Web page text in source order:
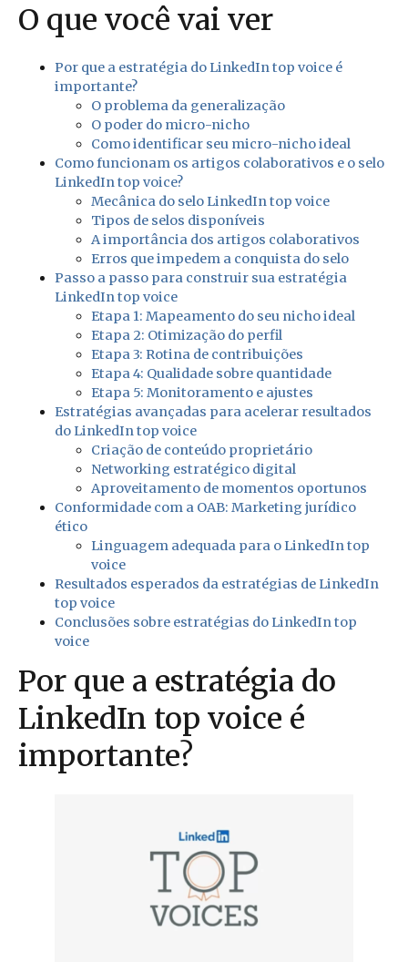
O que você vai ver
Por que a estratégia do LinkedIn top voice é
importante?
O problema da generalização
O poder do micro-nicho
Como identificar seu micro-nicho ideal
Como funcionam os artigos colaborativos e o selo
LinkedIn top voice?
Mecânica do selo LinkedIn top voice
Tipos de selos disponíveis
A importância dos artigos colaborativos
Erros que impedem a conquista do selo
Passo a passo para construir sua estratégia
LinkedIn top voice
Etapa 1: Mapeamento do seu nicho ideal
Etapa 2: Otimização do perfil
Etapa 3: Rotina de contribuições
Etapa 4: Qualidade sobre quantidade
Etapa 5: Monitoramento e ajustes
Estratégias avançadas para acelerar resultados
do LinkedIn top voice
Criação de conteúdo proprietário
Networking estratégico digital
Aproveitamento de momentos oportunos
Conformidade com a OAB: Marketing jurídico
ético
Linguagem adequada para o LinkedIn top
voice
Resultados esperados da estratégias de LinkedIn
top voice
Conclusões sobre estratégias do LinkedIn top
voice
Por que a estratégia do
LinkedIn top voice é
importante?